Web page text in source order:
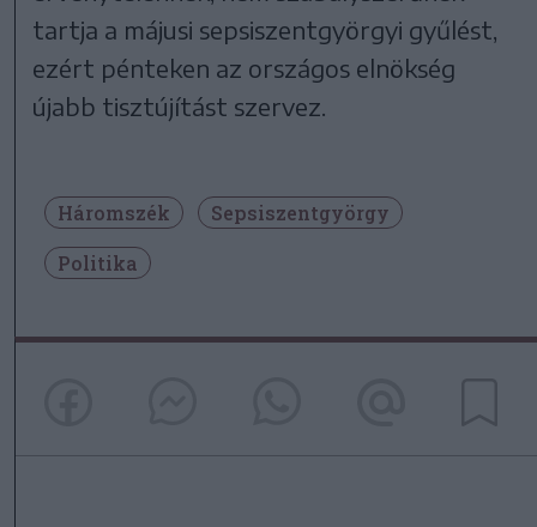
tartja a májusi sepsiszentgyörgyi gyűlést,
ezért pénteken az országos elnökség
újabb tisztújítást szervez.
Háromszék
Sepsiszentgyörgy
Politika